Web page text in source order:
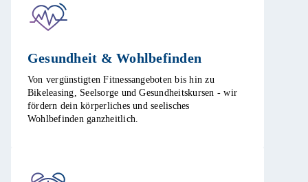
Gesundheit & Wohlbefinden​
Von vergünstigten Fitnessangeboten bis hin zu
Bikeleasing, Seelsorge und Gesundheitskursen - wir
fördern dein körperliches und seelisches
Wohlbefinden ganzheitlich.​